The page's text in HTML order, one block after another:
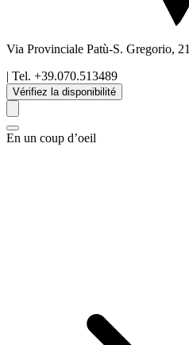
Via Provinciale Patù-S. Gregorio, 21
| Tel. +39.070.513489
Vérifiez la disponibilité
En un coup d’oeil